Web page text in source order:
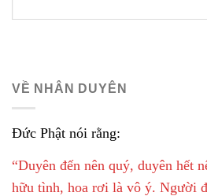
VỀ NHÂN DUYÊN
Đức Phật nói rằng:
“Duyên đến nên quý, duyên hết
hữu tình, hoa rơi là vô ý. Người